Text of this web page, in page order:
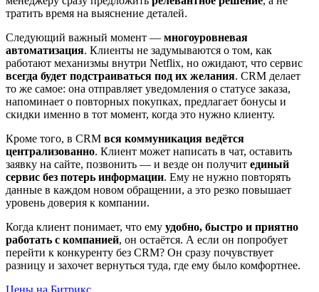
тратить время на выяснение деталей.
Следующий важный момент — многоуровневая
автоматизация. Клиенты не задумываются о том, как
работают механизмы внутри Netflix, но ожидают, что сервис
всегда будет подстраиваться под их желания. CRM делает
то же самое: она отправляет уведомления о статусе заказа,
напоминает о повторных покупках, предлагает бонусы и
скидки именно в тот момент, когда это нужно клиенту.
Кроме того, в CRM вся коммуникация ведётся
централизованно. Клиент может написать в чат, оставить
заявку на сайте, позвонить — и везде он получит единый
сервис без потерь информации. Ему не нужно повторять
данные в каждом новом обращении, а это резко повышает
уровень доверия к компании.
Когда клиент понимает, что ему удобно, быстро и приятно
работать с компанией, он остаётся. А если он попробует
перейти к конкуренту без CRM? Он сразу почувствует
разницу и захочет вернуться туда, где ему было комфортнее.
Цены на Битрикс